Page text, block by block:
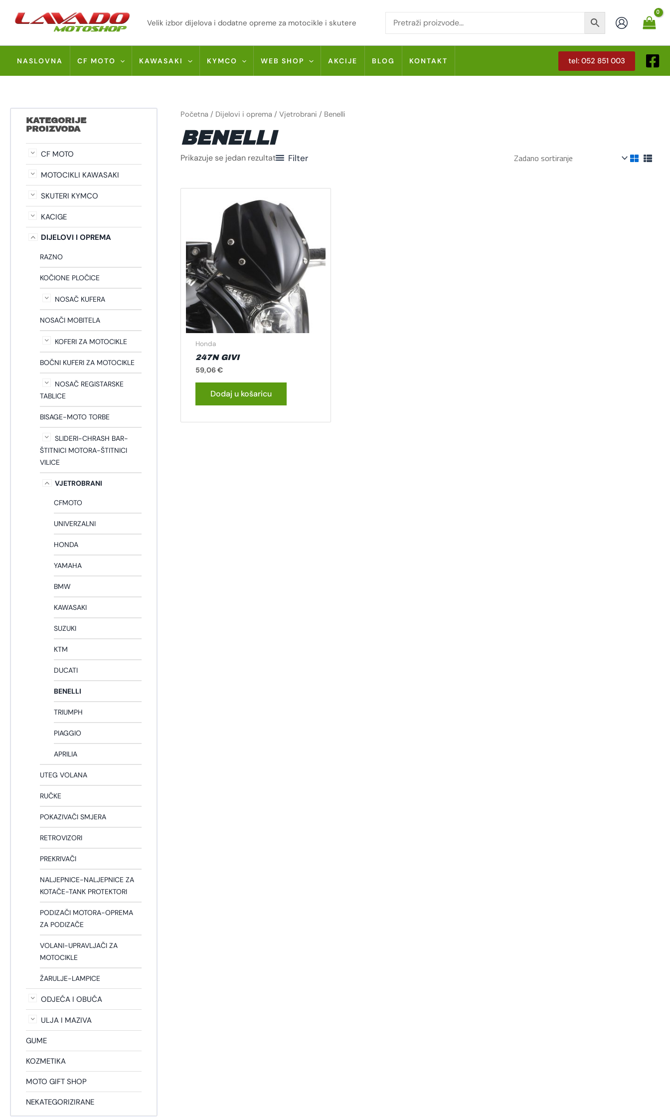
Velik izbor dijelova i dodatne opreme za motocikle i skutere
NASLOVNA CF MOTO KAWASAKI KYMCO WEB SHOP AKCIJE BLOG KONTAKT tel: 052 851 003
KATEGORIJE
PROIZVODA
CF MOTO
MOTOCIKLI KAWASAKI
SKUTERI KYMCO
KACIGE
DIJELOVI I OPREMA
RAZNO
KOČIONE PLOČICE
NOSAČ KUFERA
NOSAČI MOBITELA
KOFERI ZA MOTOCIKLE
BOČNI KUFERI ZA MOTOCIKLE
NOSAČ REGISTARSKE
TABLICE
BISAGE-MOTO TORBE
SLIDERI-CHRASH BAR-
ŠTITNICI MOTORA-ŠTITNICI
VILICE
VJETROBRANI
CFMOTO
UNIVERZALNI
HONDA
YAMAHA
BMW
KAWASAKI
SUZUKI
KTM
DUCATI
BENELLI
TRIUMPH
PIAGGIO
APRILIA
UTEG VOLANA
RUČKE
POKAZIVAČI SMJERA
RETROVIZORI
PREKRIVAČI
NALJEPNICE-NALJEPNICE ZA
KOTAČE-TANK PROTEKTORI
PODIZAČI MOTORA-OPREMA
ZA PODIZAČE
VOLANI-UPRAVLJAČI ZA
MOTOCIKLE
ŽARULJE-LAMPICE
ODJEĆA I OBUĆA
ULJA I MAZIVA
GUME
KOZMETIKA
MOTO GIFT SHOP
NEKATEGORIZIRANE
Početna / Dijelovi i oprema / Vjetrobrani / Benelli
BENELLI
Prikazuje se jedan rezultat Filter
Honda
247N GIVI
59,06€
Dodaj u košaricu